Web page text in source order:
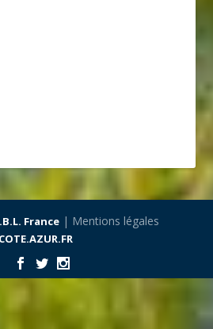
France| Mentions légales
COTE.AZUR.FR